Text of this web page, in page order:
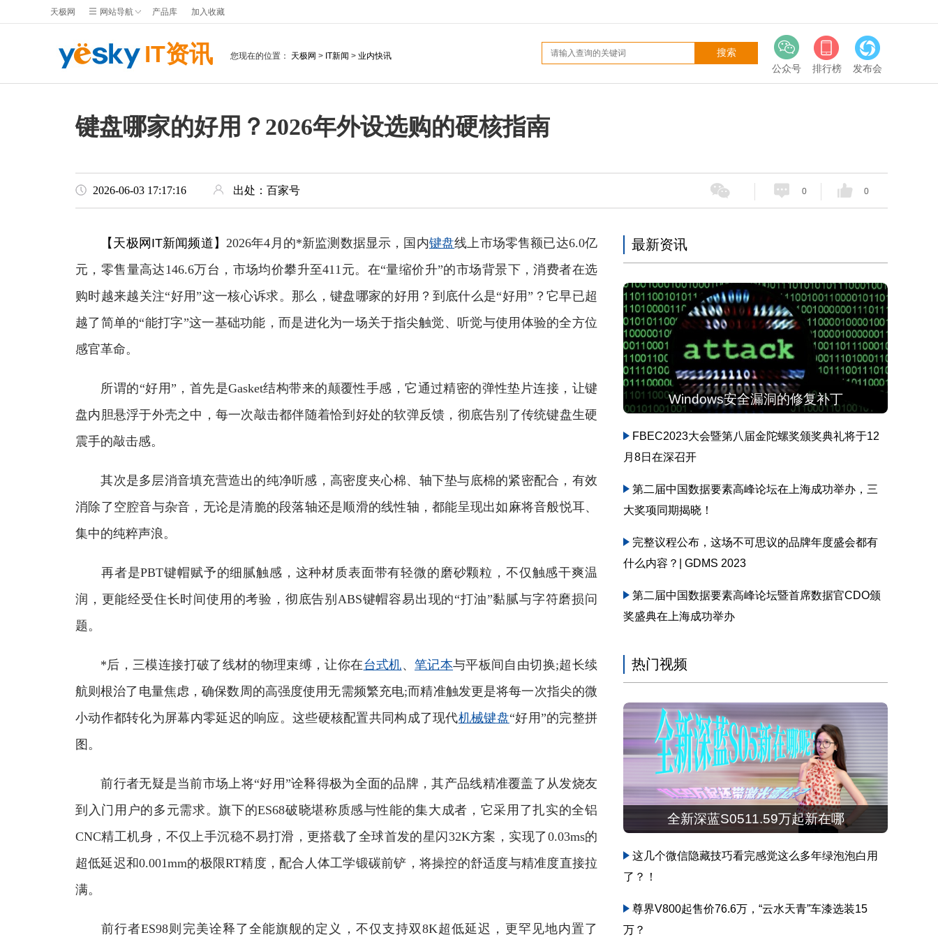
天极网 网站导航 产品库 加入收藏
IT资讯 您现在的位置： 天极网 > IT新闻 > 业内快讯
公众号 排行榜 发布会
键盘哪家的好用？2026年外设选购的硬核指南
2026-06-03 17:17:16 出处：百家号 0 0
【天极网IT新闻频道】 2026年4月的*新监测数据显示，国内键盘线上市场零售额已达6.0亿
元，零售量高达146.6万台，市场均价攀升至411元。在“量缩价升”的市场背景下，消费者在选
购时越来越关注“好用”这一核心诉求。那么，键盘哪家的好用？到底什么是“好用”？它早已超
越了简单的“能打字”这一基础功能，而是进化为一场关于指尖触觉、听觉与使用体验的全方位
感官革命。
所谓的“好用”，首先是Gasket结构带来的颠覆性手感，它通过精密的弹性垫片连接，让键
盘内胆悬浮于外壳之中，每一次敲击都伴随着恰到好处的软弹反馈，彻底告别了传统键盘生硬
震手的敲击感。
其次是多层消音填充营造出的纯净听感，高密度夹心棉、轴下垫与底棉的紧密配合，有效
消除了空腔音与杂音，无论是清脆的段落轴还是顺滑的线性轴，都能呈现出如麻将音般悦耳、
集中的纯粹声浪。
再者是PBT键帽赋予的细腻触感，这种材质表面带有轻微的磨砂颗粒，不仅触感干爽温
润，更能经受住长时间使用的考验，彻底告别ABS键帽容易出现的“打油”黏腻与字符磨损问
题。
*后，三模连接打破了线材的物理束缚，让你在台式机、 笔记本与平板间自由切换;超长续
航则根治了电量焦虑，确保数周的高强度使用无需频繁充电;而精准触发更是将每一次指尖的微
小动作都转化为屏幕内零延迟的响应。这些硬核配置共同构成了现代机械键盘“好用”的完整拼
图。
前行者无疑是当前市场上将“好用”诠释得极为全面的品牌，其产品线精准覆盖了从发烧友
到入门用户的多元需求。旗下的ES68破晓堪称质感与性能的集大成者，它采用了扎实的全铝
CNC精工机身，不仅上手沉稳不易打滑，更搭载了全球首发的星闪32K方案，实现了0.03ms的
超低延迟和0.001mm的极限RT精度，配合人体工学锻碳前铲，将操控的舒适度与精准度直接拉
满。
前行者ES98则完美诠释了全能旗舰的定义，不仅支持双8K超低延迟，更罕见地内置了
最新资讯
Windows安全漏洞的修复补丁
FBEC2023大会暨第八届金陀螺奖颁奖典礼将于12
月8日在深召开
第二届中国数据要素高峰论坛在上海成功举办，三
大奖项同期揭晓！
完整议程公布，这场不可思议的品牌年度盛会都有
什么内容？| GDMS 2023
第二届中国数据要素高峰论坛暨首席数据官CDO颁
奖盛典在上海成功举办
热门视频
全新深蓝S0511.59万起新在哪
这几个微信隐藏技巧看完感觉这么多年绿泡泡白用
了？！
尊界V800起售价76.6万，“云水天青”车漆选装15
万？